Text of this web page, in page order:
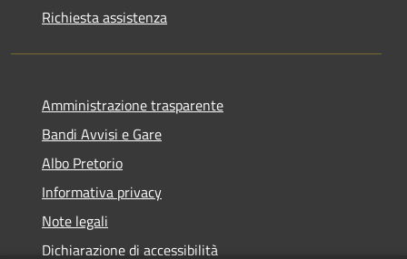
Richiesta assistenza
Amministrazione trasparente
Bandi Avvisi e Gare
Albo Pretorio
Informativa privacy
Note legali
Dichiarazione di accessibilità